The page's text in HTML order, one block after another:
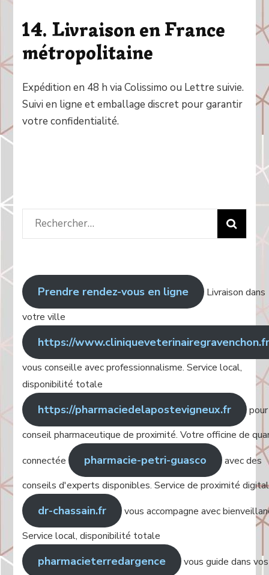
14. Livraison en France
métropolitaine
Expédition en 48 h via Colissimo ou Lettre suivie.
Suivi en ligne et emballage discret pour garantir
votre confidentialité.
Rechercher
:
Prendre rendez-vous en ligne
Livraison dans
votre ville
https://
vous conseille avec professionnalisme. Service local,
disponibilité totale
https://pharmaciedelapostevigneux.fr
conseil pharmaceutique de proximité. Votre officine de
connectée
pharmacie-petri-guasco
avec des
conseils d'experts disponibles. Service de proximité
dr-chassain.fr
vous accompagne avec
Service local, disponibilité totale
pharmacieterredargence
vous guide dans vos